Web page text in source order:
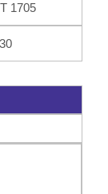
1705
30